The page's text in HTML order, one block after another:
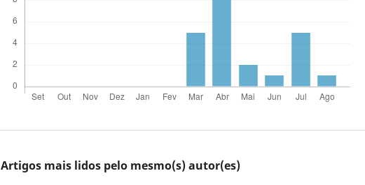
Artigos mais lidos pelo mesmo(s) autor(es)